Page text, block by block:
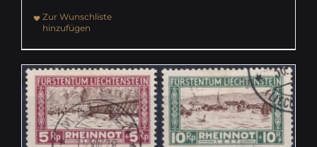
Zur Wunschliste
hinzufügen